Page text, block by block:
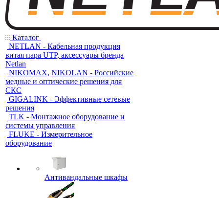
Каталог
NETLAN - Кабельная продукция
витая пара UTP, аксессуары бренда
Netlan
NIKOMAX, NIKOLAN - Российские
медные и оптические решения для
СКС
GIGALINK - Эффективные сетевые
решения
TLK - Монтажное оборудование и
системы управления
FLUKE - Измерительное
оборудование
Антивандальные шкафы